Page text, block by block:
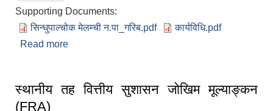
Supporting Documents:
सिन्धुपाल्चोक मेलम्ची न.पा_गरिब.pdf
कार्यविधि.pdf
Read more
स्थानीय तह वित्तीय सुशासन जोखिम मूल्याङ्कन
(FRA)